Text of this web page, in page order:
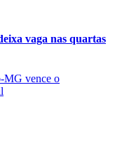
vaga nas quartas